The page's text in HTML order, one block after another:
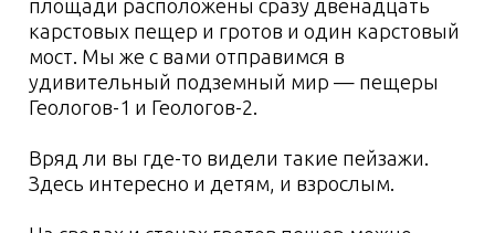
Список вещей с
собой
Личные вещи